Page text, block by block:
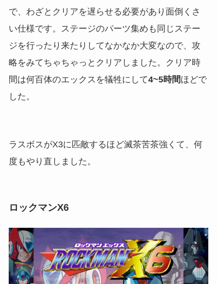
で、わざとクリアを遅らせる必要があり面倒くさ
い仕様です。ステージのパーツ集めも同じステー
ジを行ったり来たりしてなかなか大変なので、攻
略をみてちゃちゃっとクリアしました。クリア時
間は何百体のエックスを犠牲にして4~5時間ほどで
した。
ラスボスがX3に匹敵するほど滅茶苦茶強くて、何
度もやり直しました。
ロックマンX6